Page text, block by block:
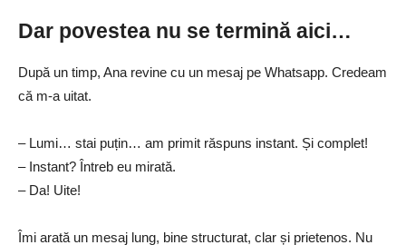
Dar povestea nu se termină aici…
După un timp, Ana revine cu un mesaj pe Whatsapp. Credeam
că m-a uitat.
– Lumi… stai puțin… am primit răspuns instant. Și complet!
– Instant? Întreb eu mirată.
– Da! Uite!
Îmi arată un mesaj lung, bine structurat, clar și prietenos. Nu